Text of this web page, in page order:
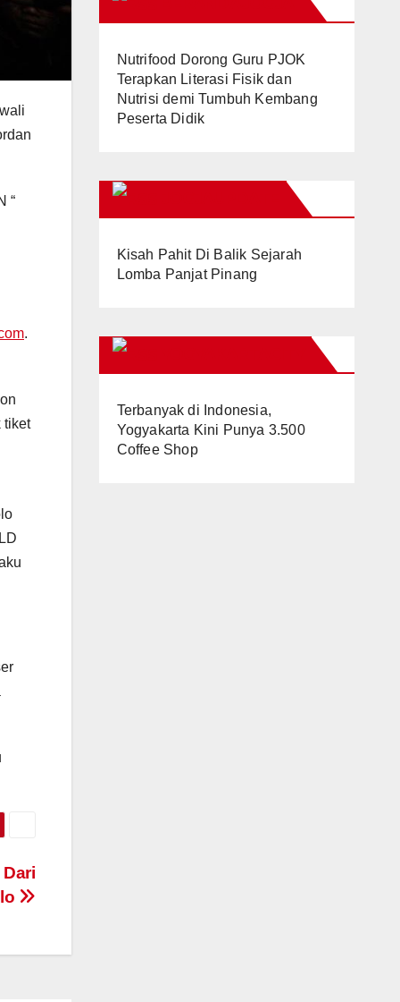
“
.
tiket
Nutrifood Dorong Guru PJOK
Terapkan Literasi Fisik dan
Nutrisi demi Tumbuh Kembang
Peserta Didik
Kisah Pahit Di Balik Sejarah
Lomba Panjat Pinang
Terbanyak di Indonesia,
Yogyakarta Kini Punya 3.500
Coffee Shop